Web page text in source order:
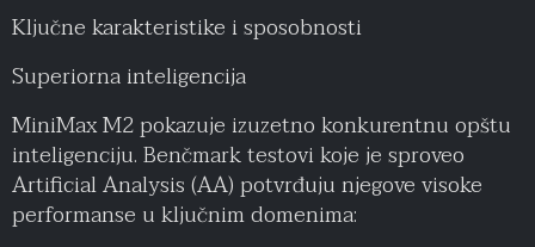
Ključne karakteristike i sposobnosti
Superiorna inteligencija
MiniMax M2 pokazuje izuzetno konkurentnu opštu
inteligenciju. Benčmark testovi koje je sproveo
Artificial Analysis (AA) potvrđuju njegove visoke
performanse u ključnim domenima: